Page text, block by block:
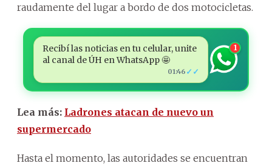
raudamente del lugar a bordo de dos motocicletas.
Recibí las noticias en tu celular, unite
al canal de ÚH en WhatsApp 🤩
01:46 ✓✓
1
Lea más: Ladrones atacan de nuevo un
supermercado
Hasta el momento, las autoridades se encuentran